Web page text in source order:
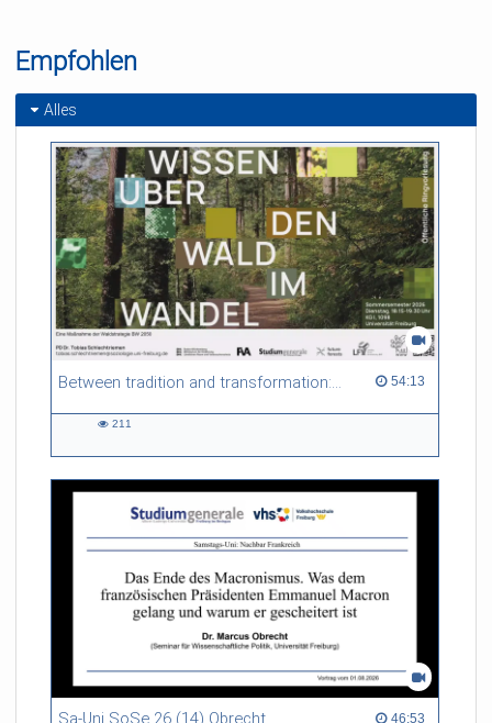
Empfohlen
Alles
Between tradition and transformation: how owners, advisers and institutions co-create knowledge for resilient forests in Europe 54:13
54:13 duration
211
46:53
46:53 duration